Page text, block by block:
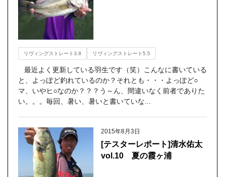
リヴィングストレート3.8 リヴィングストレート5.5
最近よく更新している羽生です（笑）こんなに書いている
と、よっぽど釣れているのか？それとも・・・よっぽど○
マ、いやヒ○なのか？？？う～ん、間違いなく前者でありた
い。。。毎回、暑い、暑いと書いていな...
2015年8月3日
[テスターレポート]清水佑太
vol.10 夏の霞ヶ浦